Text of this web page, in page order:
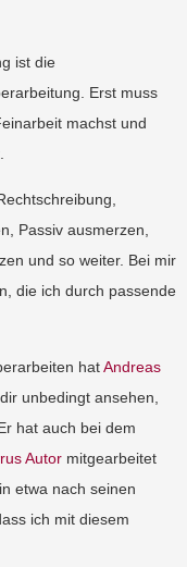
ist die
Erst muss
machst und
Passiv ausmerzen,
und so weiter. Bei mir
die ich durch passende
hatAndreas
unbedingt ansehen,
hat auch bei dem
Autor mitgearbeitet
etwa nach seinen
ich mit diesem